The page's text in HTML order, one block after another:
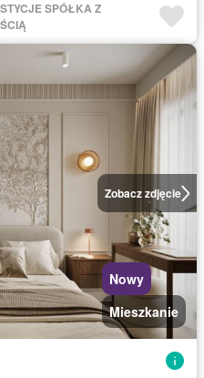
SPÓŁKA Z
Zobacz zdjęcie
Nowy
Mieszkanie